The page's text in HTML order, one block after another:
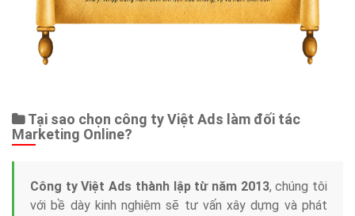
Tại sao chọn công ty Việt Ads làm đối tác
Marketing Online?
Công ty Việt Ads thành lập từ năm 2013, chúng tôi
với bề dày kinh nghiệm sẽ tư vấn xây dựng và phát